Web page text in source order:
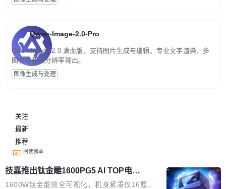
Qwen-Image-2.0-Pro
Qwen-Image-2.0 满血版，支持图片生成与编辑、专业文字渲染、多
图参考和高分辨率输出。
图像生成与处理
关注
最新
推荐
阅读榜单
技嘉推出钛金雕1600PG5 AI TOP电
源：为发烧级主机与本地AI算力打造旗
1600W钛金能效全可视化，机身紧凑仅16厘米